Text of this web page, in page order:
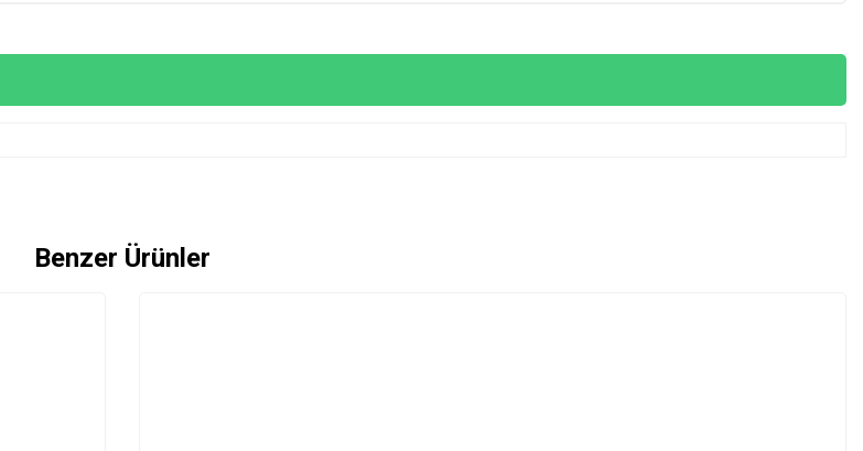
Benzer Ürünler